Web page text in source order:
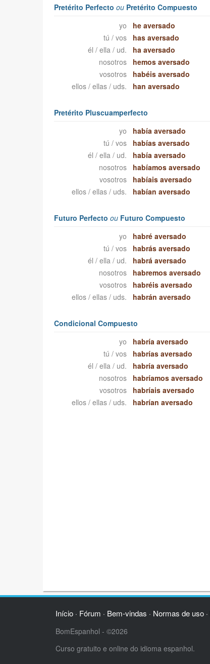
Pretérito Perfecto ouPretérito Compuesto
yo
he aversado
tú / vos
has aversado
él / ella / ud.
ha aversado
nosotros
hemos aversado
vosotros
habéis aversado
ellos / ellas / uds.
han aversado
Pretérito Pluscuamperfecto
yo
había aversado
tú / vos
habías aversado
él / ella / ud.
había aversado
nosotros
habíamos aversado
vosotros
habíais aversado
ellos / ellas / uds.
habían aversado
Futuro Perfecto ouFuturo Compuesto
yo
habré aversado
tú / vos
habrás aversado
él / ella / ud.
habrá aversado
nosotros
habremos aversado
vosotros
habréis aversado
ellos / ellas / uds.
habrán aversado
Condicional Compuesto
yo
habría aversado
tú / vos
habrías aversado
él / ella / ud.
habría aversado
nosotros
habríamos aversado
vosotros
habríais aversado
ellos / ellas / uds.
habrían aversado
Início· Fórum · Bem-vindas · Normas de uso·
BomEspanhol - ©2026
Curso gratuito e online do idioma espanhol.